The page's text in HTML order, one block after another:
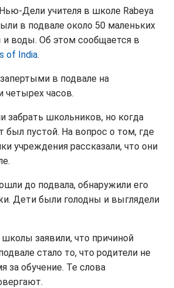
Дели учителя в школе Rabeya
в подвале около 50 маленьких
и воды. Об этом сообщается в
of India.
в подвале на
четырех часов.
забрать школьников, но когда
был пустой. На вопрос о том, где
учреждения рассказали, что они
до подвала, обнаружили его
Дети были голодны и выглядели
заявили, что причиной
стало то, что родители не
за обучение. Те слова